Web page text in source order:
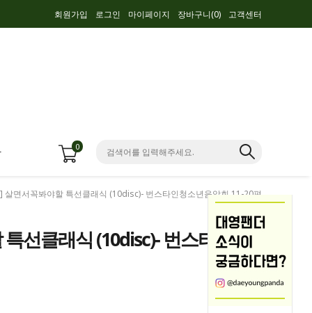
회원가입 로그인 마이페이지 장바구니(0) 고객센터
0
살면서꼭봐야할 특선클래식 (10disc)- 번스타인청소년음악회 11-20편
선클래식 (10disc)- 번스타인